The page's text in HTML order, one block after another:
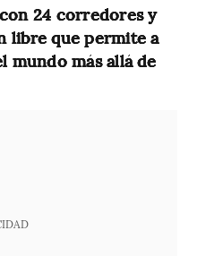
24 corredores y
libre que permite a
mundo más allá de